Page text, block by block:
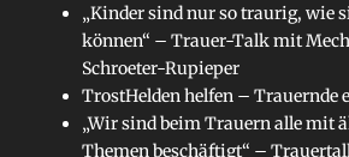
„Kinder sind nur so traurig, wie
können“ – Trauer-Talk mit
Schroeter-Rupieper
TrostHelden helfen – Trauernde
„Wir sind beim Trauern alle mit
Themen beschäftigt“ –